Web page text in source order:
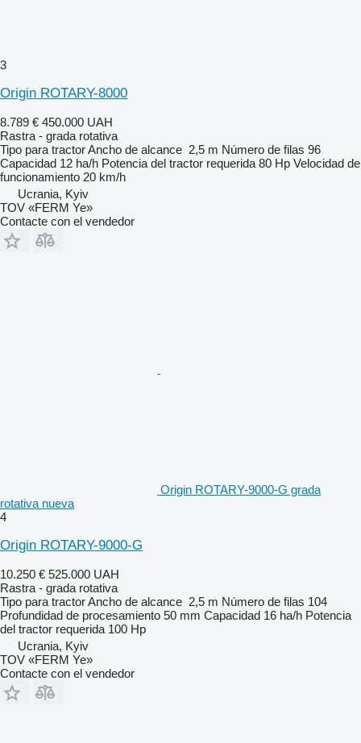
3
Origin ROTARY-8000
8.789 € 450.000 UAH
Rastra - grada rotativa
Tipo para tractorAncho de alcance 2,5 m Número de filas 96
Capacidad 12 ha/h Potencia del tractor requerida 80 Hp Velocidad de
funcionamiento 20 km/h
Ucrania, Kyiv
TOV «FERM Ye»
Contacte con el vendedor
Origin ROTARY-9000-G grada
rotativa nueva
4
Origin ROTARY-9000-G
10.250 € 525.000 UAH
Rastra - grada rotativa
Tipo para tractorAncho de alcance 2,5 m Número de filas 104
Profundidad de procesamiento 50 mm Capacidad 16 ha/h Potencia
del tractor requerida 100 Hp
Ucrania, Kyiv
TOV «FERM Ye»
Contacte con el vendedor